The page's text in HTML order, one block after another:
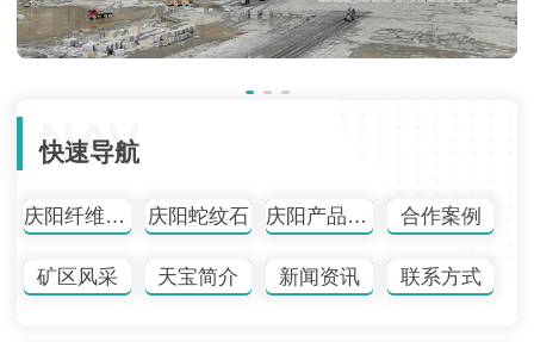
NAV
快速导航
庆阳纤维水镁石 庆阳蛇纹石 庆阳产品中心 合作案例
矿区风采 天宝简介 新闻资讯 联系方式